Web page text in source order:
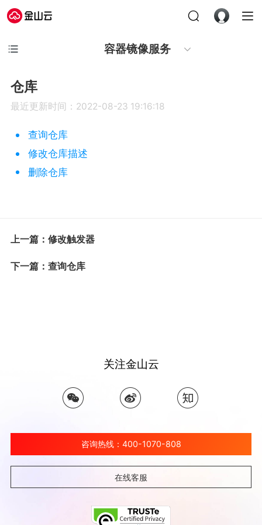
容器镜像服务
仓库
最近更新时间：2022-08-23 19:16:18
查询仓库
修改仓库描述
删除仓库
上一篇：修改触发器
下一篇：查询仓库
关注金山云
咨询热线：400-1070-808
在线客服